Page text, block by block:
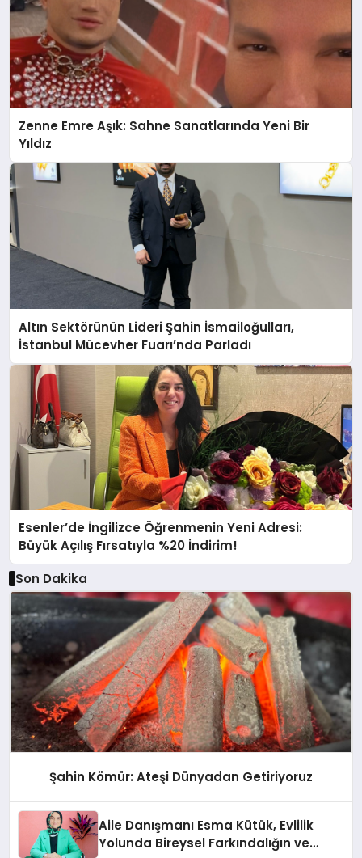
Zenne Emre Aşık: Sahne Sanatlarında Yeni Bir
Yıldız
Altın Sektörünün Lideri Şahin İsmailoğulları,
İstanbul Mücevher Fuarı’nda Parladı ￼
Esenler’de İngilizce Öğrenmenin Yeni Adresi:
Büyük Açılış Fırsatıyla %20 İndirim!
Son Dakika
Şahin Kömür: Ateşi Dünyadan Getiriyoruz
Aile Danışmanı Esma Kütük, Evlilik
Yolunda Bireysel Farkındalığın ve